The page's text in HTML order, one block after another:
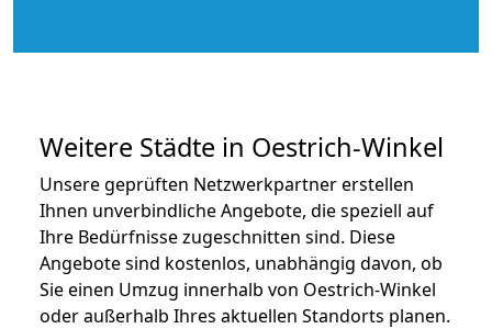
Weitere Städte in Oestrich-Winkel
Unsere geprüften Netzwerkpartner erstellen
Ihnen unverbindliche Angebote, die speziell auf
Ihre Bedürfnisse zugeschnitten sind. Diese
Angebote sind kostenlos, unabhängig davon, ob
Sie einen Umzug innerhalb von Oestrich-Winkel
oder außerhalb Ihres aktuellen Standorts planen.